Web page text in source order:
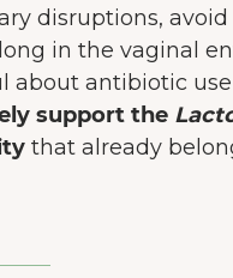
disruptions,
in the vaginal
about antibiotic use
support the
that already